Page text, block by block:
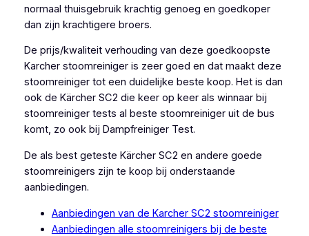
normaal thuisgebruik krachtig genoeg en goedkoper
dan zijn krachtigere broers.
De prijs/kwaliteit verhouding van deze goedkoopste
Karcher stoomreiniger is zeer goed en dat maakt deze
stoomreiniger tot een duidelijke beste koop. Het is dan
ook de Kärcher SC2 die keer op keer als winnaar bij
stoomreiniger tests al beste stoomreiniger uit de bus
komt, zo ook bij Dampfreiniger Test.
De als best geteste Kärcher SC2 en andere goede
stoomreinigers zijn te koop bij onderstaande
aanbiedingen.
Aanbiedingen van de Karcher SC2 stoomreiniger
Aanbiedingen alle stoomreinigers bij de beste